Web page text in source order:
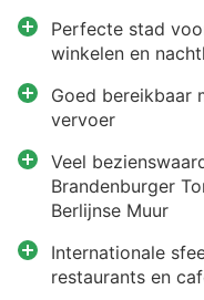
Perfecte stad
winkelen en
Goed bereikbaar
vervoer
Veel
Brandenburger
Berlijnse Muur
Internationale
restaurants en